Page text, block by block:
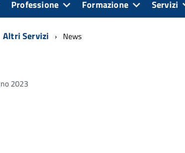
Professione Formazione Servizi
Altri Servizi News
2023